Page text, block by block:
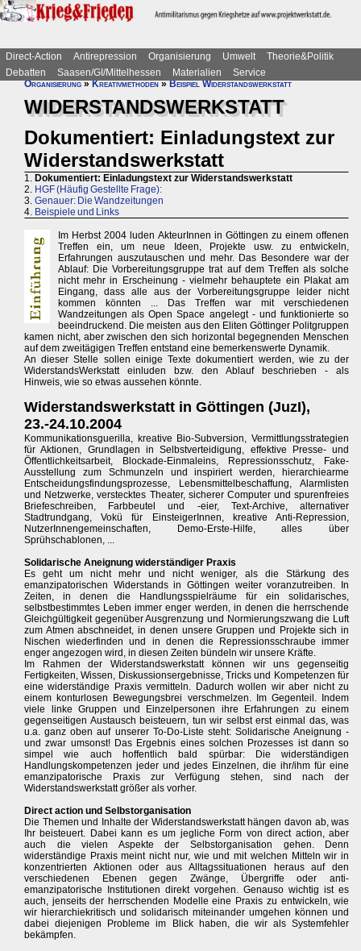
Direct-Action Antirepression Organisierung Umwelt
Theorie&Politik
Debatten
Saasen/GI/Mittelhessen Materialien
Service
Organisierung»Kreativmethoden»Beispiel Widerstandswerkstatt
WIDERSTANDSWERKSTATT
Dokumentiert: Einladungstext zur
Widerstandswerkstatt
1. Dokumentiert: Einladungstext zur Widerstandswerkstatt
2. HGF (Häufig Gestellte Frage):
3. Genauer: Die Wandzeitungen
4. Beispiele und Links
Im Herbst 2004 luden AkteurInnen in Göttingen zu einem offenen
Treffen ein, um neue Ideen, Projekte usw. zu entwickeln,
Erfahrungen auszutauschen und mehr. Das Besondere war der
Ablauf: Die Vorbereitungsgruppe trat auf dem Treffen als solche
nicht mehr in Erscheinung - vielmehr behauptete ein Plakat am
Eingang, dass alle aus der Vorbereitungsgruppe leider nicht
kommen könnten ... Das Treffen war mit verschiedenen
Wandzeitungen als Open Space angelegt - und funktionierte so
beeindruckend. Die meisten aus den Eliten Göttinger Politgruppen
kamen nicht, aber zwischen den sich horizontal begegnenden Menschen
auf dem zweitägigen Treffen entstand eine bemerkenswerte Dynamik.
An dieser Stelle sollen einige Texte dokumentiert werden, wie zu der
WiderstandsWerkstatt einluden bzw. den Ablauf beschrieben - als
Hinweis, wie so etwas aussehen könnte.
Widerstandswerkstatt in Göttingen (JuzI),
23.-24.10.2004
Kommunikationsguerilla, kreative Bio-Subversion, Vermittlungsstrategien
für Aktionen, Grundlagen in Selbstverteidigung, effektive Presse- und
Öffentlichkeitsarbeit, Blockade-Einmaleins, Repressionsschutz, Fake-
Ausstellung zum Schmunzeln und inspiriert werden, hierarchiearme
Entscheidungsfindungsprozesse, Lebensmittelbeschaffung, Alarmlisten
und Netzwerke, verstecktes Theater, sicherer Computer und spurenfreies
Briefeschreiben, Farbbeutel und -eier, Text-Archive, alternativer
Stadtrundgang, Vokü für EinsteigerInnen, kreative Anti-Repression,
NutzerInnengemeinschaften, Demo-Erste-Hilfe, alles über
Sprühschablonen, ...
Solidarische Aneignung widerständiger Praxis
Es geht um nicht mehr und nicht weniger, als die Stärkung des
emanzipatorischen Widerstands in Göttingen weiter voranzutreiben. In
Zeiten, in denen die Handlungsspielräume für ein solidarisches,
selbstbestimmtes Leben immer enger werden, in denen die herrschende
Gleichgültigkeit gegenüber Ausgrenzung und Normierungszwang die Luft
zum Atmen abschneidet, in denen unsere Gruppen und Projekte sich in
Nischen wiederfinden und in denen die Repressionsschraube immer
enger angezogen wird, in diesen Zeiten bündeln wir unsere Kräfte.
Im Rahmen der Widerstandswerkstatt können wir uns gegenseitig
Fertigkeiten, Wissen, Diskussionsergebnisse, Tricks und Kompetenzen für
eine widerständige Praxis vermitteln. Dadurch wollen wir aber nicht zu
einem konturlosen Bewegungsbrei verschmelzen. Im Gegenteil. Indem
viele linke Gruppen und Einzelpersonen ihre Erfahrungen zu einem
gegenseitigen Austausch beisteuern, tun wir selbst erst einmal das, was
u.a. ganz oben auf unserer To-Do-Liste steht: Solidarische Aneignung -
und zwar umsonst! Das Ergebnis eines solchen Prozesses ist dann so
simpel wie auch hoffentlich bald spürbar: Die widerständigen
Handlungskompetenzen jeder und jedes Einzelnen, die ihr/ihm für eine
emanzipatorische Praxis zur Verfügung stehen, sind nach der
Widerstandswerkstatt größer als vorher.
Direct action und Selbstorganisation
Die Themen und Inhalte der Widerstandswerkstatt hängen davon ab, was
Ihr beisteuert. Dabei kann es um jegliche Form von direct action, aber
auch die vielen Aspekte der Selbstorganisation gehen. Denn
widerständige Praxis meint nicht nur, wie und mit welchen Mitteln wir in
konzentrierten Aktionen oder aus Alltagssituationen heraus auf den
verschiedenen Ebenen gegen Zwänge, Übergriffe oder anti-
emanzipatorische Institutionen direkt vorgehen. Genauso wichtig ist es
auch, jenseits der herrschenden Modelle eine Praxis zu entwickeln, wie
wir hierarchiekritisch und solidarisch miteinander umgehen können und
dabei diejenigen Probleme im Blick haben, die wir als Systemfehler
bekämpfen.